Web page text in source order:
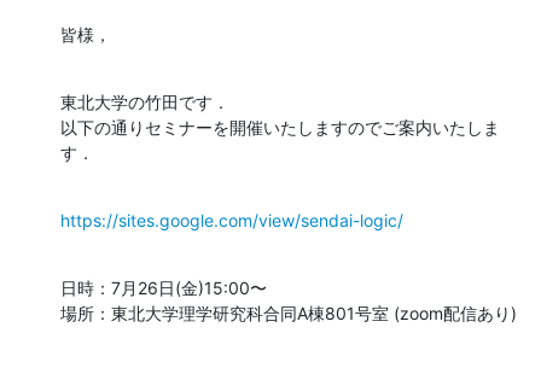
皆様，
東北大学の竹田です．
以下の通りセミナーを開催いたしますのでご案内いたしま
す．
https://sites.google.com/view/sendai-logic/
日時：7月26日(金)15:00〜
場所：東北大学理学研究科合同A棟801号室 (zoom配信あり)